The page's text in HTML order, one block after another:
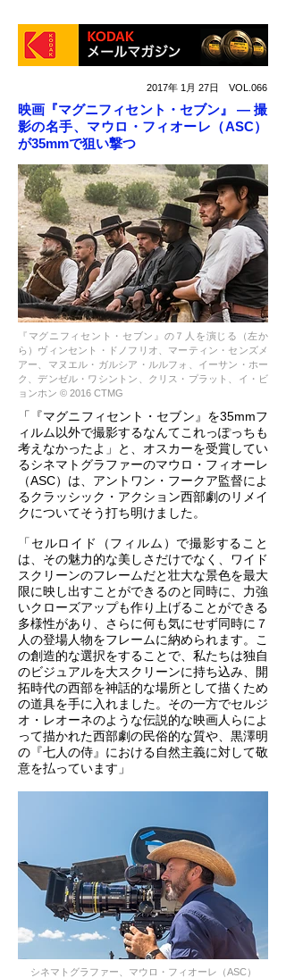
2017年 1月 27日 VOL.066
映画『マグニフィセント・セブン』 ― 撮
影の名手、マウロ・フィオーレ（ASC）
が35mmで狙い撃つ
『マグニフィセント・セブン』の７人を演じる（左か
ら）ヴィンセント・ドノフリオ、マーティン・センズメ
アー、マヌエル・ガルシア・ルルフォ、イーサン・ホー
ク、デンゼル・ワシントン、クリス・プラット、イ・ビ
ョンホン © 2016 CTMG
「『マグニフィセント・セブン』を35mmフ
ィルム以外で撮影するなんてこれっぽっちも
考えなかったよ」と、オスカーを受賞してい
るシネマトグラファーのマウロ・フィオーレ
（ASC）は、アントワン・フークア監督によ
るクラッシック・アクション西部劇のリメイ
クについてそう打ち明けました。
「セルロイド（フィルム）で撮影すること
は、その魅力的な美しさだけでなく、ワイド
スクリーンのフレームだと壮大な景色を最大
限に映し出すことができるのと同時に、力強
いクローズアップも作り上げることができる
多様性があり、さらに何も気にせず同時に７
人の登場人物をフレームに納められます。こ
の創造的な選択をすることで、私たちは独自
のビジュアルを大スクリーンに持ち込み、開
拓時代の西部を神話的な場所として描くため
の道具を手に入れました。その一方でセルジ
オ・レオーネのような伝説的な映画人らによ
って描かれた西部劇の民俗的な質や、黒澤明
の『七人の侍』における自然主義に対して敬
意を払っています」
シネマトグラファー、 マウロ・フィオーレ（ASC）